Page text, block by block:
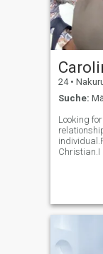
24 •
Suche:
Looking
Christian.I
African
culture